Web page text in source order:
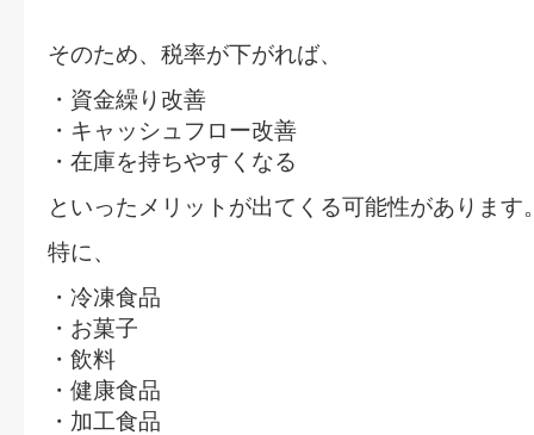
そのため、税率が下がれば、
・資金繰り改善
・キャッシュフロー改善
・在庫を持ちやすくなる
といったメリットが出てくる可能性があります
特に、
・冷凍食品
・お菓子
・飲料
・健康食品
・加工食品